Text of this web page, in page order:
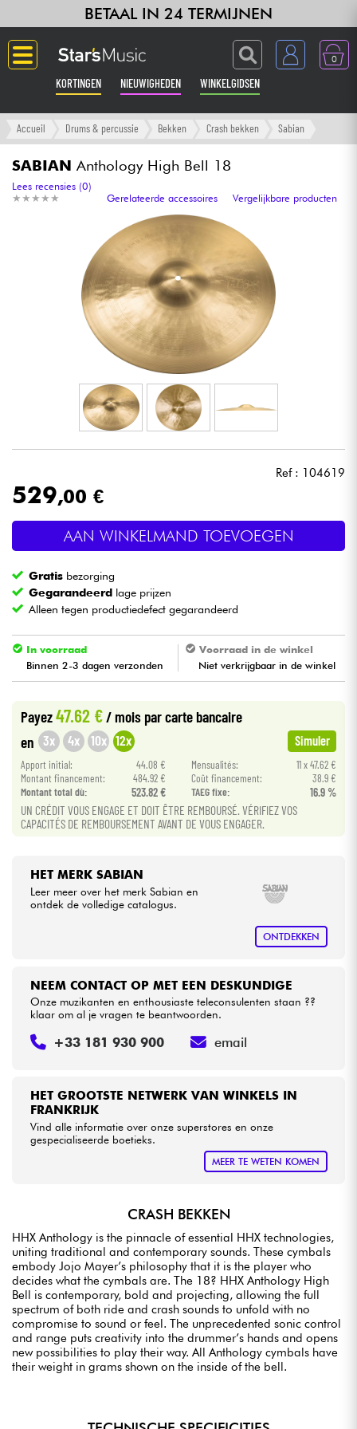
BETAAL IN 24 TERMIJNEN
0
KORTINGEN NIEUWIGHEDEN WINKELGIDSEN
Langue
Gitaar & Bas
Versterker & Effecten
Toetsenbord & Piano
Synths & samplers
Home-studio
Microfoon
Live Sound
Licht
Drums & percussie
Viool & Quatuor
Kinderen
Kabels & toebehoren
HiFi
Bekijk onze merken
Accueil Drums & percussie Bekken Crash bekken Sabian
SABIAN Anthology High Bell 18
★ ★ ★ ★ ★
★ ★ ★ ★ ★
Lees recensies (0)
Gerelateerde accessoires
Vergelijkbare producten
Ref : 104619
529,00 €
AAN WINKELMAND TOEVOEGEN
Gratis bezorging
Gegarandeerd lage prijzen
Alleen tegen productiedefect gegarandeerd
In voorraad
Binnen 2-3 dagen verzonden
Voorraad in de winkel
Niet verkrijgbaar in de winkel
Payez47.62 €/ mois par carte bancaire
en 3x 4x 10x 12x Simuler
Apport initial: 44.08 € Mensualités:
11 x 47.62 €
Montant financement:
484.92 € Coût financement:
38.9 €
Montant total dù:
523.82 € TAEG fixe: 16.9 %
UN CRÉDIT VOUS ENGAGE ET DOIT ÊTRE REMBOURSÉ. VÉRIFIEZ VOS
CAPACITÉS DE REMBOURSEMENT AVANT DE VOUS ENGAGER.
HET MERK SABIAN
Leer meer over het merk Sabian en
ontdek de volledige catalogus.
ONTDEKKEN
HET GROOTSTE NETWERK VAN WINKELS IN
FRANKRIJK
Vind alle informatie over onze superstores en onze
gespecialiseerde boetieks.
MEER TE WETEN KOMEN
NEEM CONTACT OP MET EEN DESKUNDIGE
Onze muzikanten en enthousiaste teleconsulenten staan ??
klaar om al je vragen te beantwoorden.
+33 181 930 900 email
CRASH BEKKEN
HHX Anthology is the pinnacle of essential HHX technologies,
uniting traditional and contemporary sounds. These cymbals
embody Jojo Mayer’s philosophy that it is the player who
decides what the cymbals are. The 18? HHX Anthology High
Bell is contemporary, bold and projecting, allowing the full
spectrum of both ride and crash sounds to unfold with no
compromise to sound or feel. The unprecedented sonic control
and range puts creativity into the drummer’s hands and opens
new possibilities to play their way. All Anthology cymbals have
their weight in grams shown on the inside of the bell.